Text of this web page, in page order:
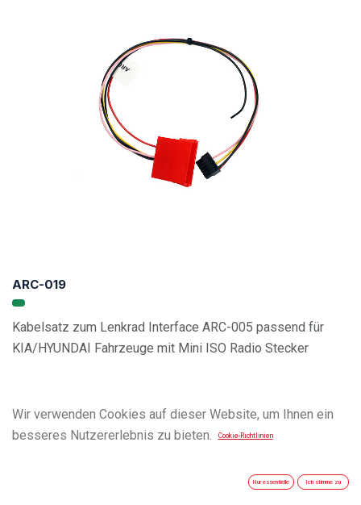
ARC-019
Kabelsatz zum Lenkrad Interface ARC-005 passend für
KIA/HYUNDAI Fahrzeuge mit Mini ISO Radio Stecker
Wir verwenden Cookies auf dieser Website, um Ihnen ein
besseres Nutzererlebnis zu bieten.
Cookie-Richtlinien
Nur essentielle Ich stimme zu